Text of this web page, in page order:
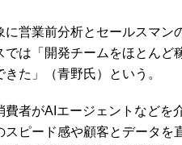
営業前分析とセールスマン
では「開発チームをほとんど
た」（青野氏）という。
者がAIエージェントなどを
ピード感や顧客とデータを